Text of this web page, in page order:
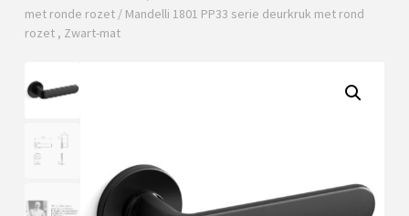
met ronde rozet/ Mandelli 1801 PP33 serie deurkruk met rond
rozet , Zwart-mat